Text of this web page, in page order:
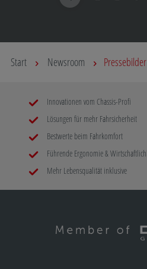
Start Newsroom Pressebilder
Innovationen vom Chassis-Profi
Lösungen für mehr Fahrsicherheit
Bestwerte beim Fahrkomfort
Führende Ergonomie &
Mehr Lebensqualität inklusive